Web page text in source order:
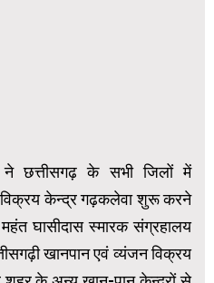
छत्तीसगढ़ के सभी जिलों में
विक्रय केन्द्र गढ़कलेवा शुरू करने
घासीदास स्मारक संग्रहालय
खानपान एवं व्यंजन विक्रय